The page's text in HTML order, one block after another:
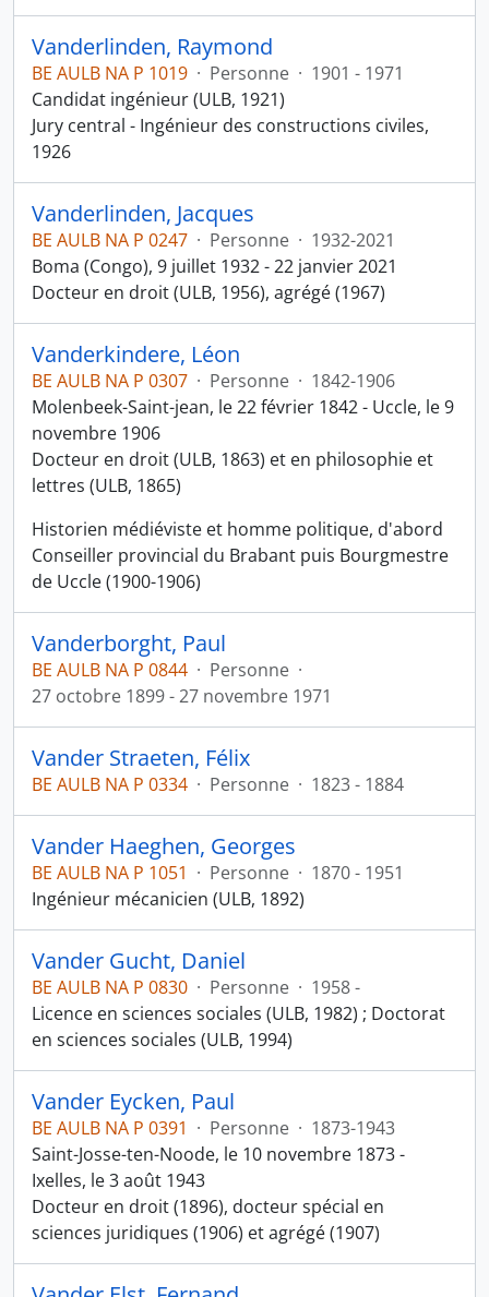
Vanderlinden, Raymond
BE AULB NA P 1019 · Personne · 1901 - 1971
Candidat ingénieur (ULB, 1921)
Jury central - Ingénieur des constructions civiles,
1926
Vanderlinden, Jacques
BE AULB NA P 0247 · Personne · 1932-2021
Boma (Congo), 9 juillet 1932 - 22 janvier 2021
Docteur en droit (ULB, 1956), agrégé (1967)
Vanderkindere, Léon
BE AULB NA P 0307 · Personne · 1842-1906
Molenbeek-Saint-jean, le 22 février 1842 - Uccle, le 9
novembre 1906
Docteur en droit (ULB, 1863) et en philosophie et
lettres (ULB, 1865)
Historien médiéviste et homme politique, d'abord
Conseiller provincial du Brabant puis Bourgmestre
de Uccle (1900-1906)
Vanderborght, Paul
BE AULB NA P 0844 · Personne ·
27 octobre 1899 - 27 novembre 1971
Vander Straeten, Félix
BE AULB NA P 0334 · Personne · 1823 - 1884
Vander Haeghen, Georges
BE AULB NA P 1051 · Personne · 1870 - 1951
Ingénieur mécanicien (ULB, 1892)
Vander Gucht, Daniel
BE AULB NA P 0830 · Personne · 1958 -
Licence en sciences sociales (ULB, 1982) ; Doctorat
en sciences sociales (ULB, 1994)
Vander Eycken, Paul
BE AULB NA P 0391 · Personne · 1873-1943
Saint-Josse-ten-Noode, le 10 novembre 1873 -
Ixelles, le 3 août 1943
Docteur en droit (1896), docteur spécial en
sciences juridiques (1906) et agrégé (1907)